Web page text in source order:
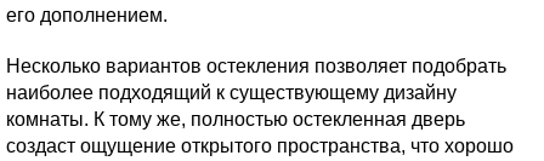
его дополнением.
Несколько вариантов остекления позволяет подобрать
наиболее подходящий к существующему дизайну
комнаты. К тому же, полностью остекленная дверь
создаст ощущение открытого пространства, что хорошо